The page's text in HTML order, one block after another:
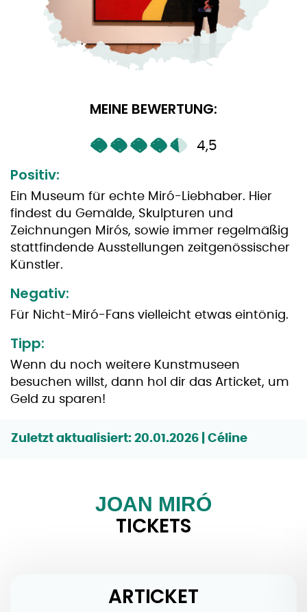
MEINE BEWERTUNG:
4,5
Positiv:
Ein Museum für echte Miró-Liebhaber. Hier
findest du Gemälde, Skulpturen und
Zeichnungen Mirós, sowie immer regelmäßig
stattfindende Ausstellungen zeitgenössischer
Künstler.
Negativ:
Für Nicht-Miró-Fans vielleicht etwas eintönig.
Tipp:
Wenn du noch weitere Kunstmuseen
besuchen willst, dann hol dir das Articket, um
Geld zu sparen!
Zuletzt aktualisiert: 20.01.2026 | Céline
JOAN MIRÓ
TICKETS
ARTICKET